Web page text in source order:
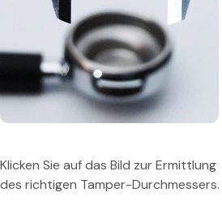
e
i
l
C
Klicken Sie auf das Bild zur Ermittlung
des richtigen Tamper-Durchmessers.